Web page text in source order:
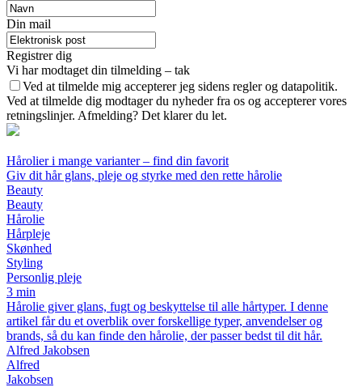
Din mail
Registrer dig
Vi har modtaget din tilmelding – tak
Ved at tilmelde mig accepterer jeg sidens regler og datapolitik.
Ved at tilmelde dig modtager du nyheder fra os og accepterer vores
retningslinjer. Afmelding? Det klarer du let.
Hårolier i mange varianter – find din favorit
Giv dit hår glans, pleje og styrke med den rette hårolie
Beauty
Beauty
Hårolie
Hårpleje
Skønhed
Styling
Personlig pleje
3 min
Hårolie giver glans, fugt og beskyttelse til alle hårtyper. I denne
artikel får du et overblik over forskellige typer, anvendelser og
brands, så du kan finde den hårolie, der passer bedst til dit hår.
Alfred Jakobsen
Alfred
Jakobsen